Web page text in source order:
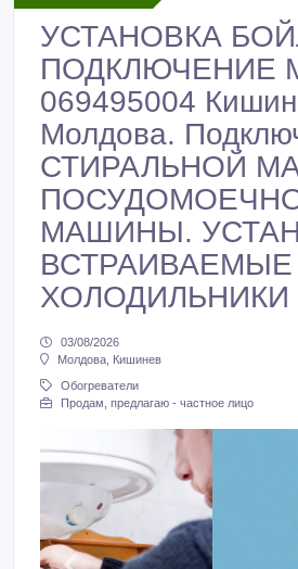
УСТАНОВКА
ПОДКЛЮЧЕНИЕ
069495004
Молдова.
СТИРАЛЬНОЙ
МАШИНЫ.
ВСТРАИВАЕМЫЕ
ХОЛОДИЛЬНИКИ
03/08/2026
Молдова, Кишинев
Обогреватели
Продам, предлагаю - частное лицо